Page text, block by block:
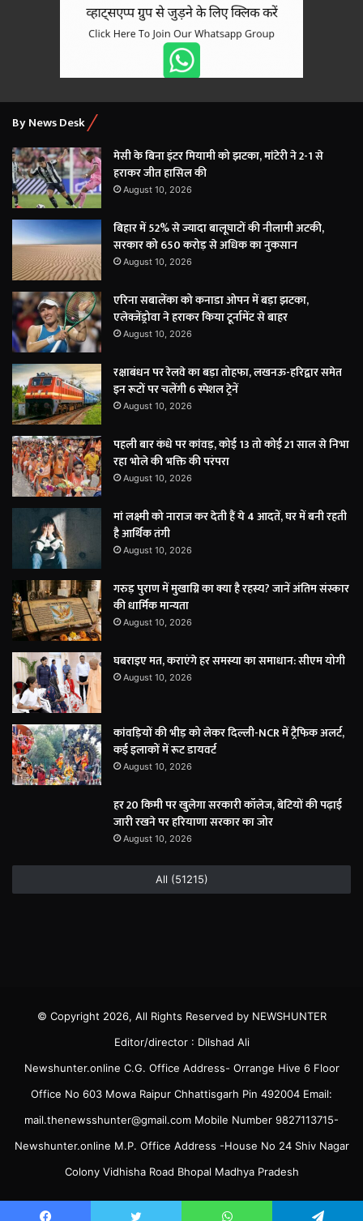
By News Desk
मेसी के बिना इंटर मियामी को झटका, मांटेरी ने 2-1 से
हराकर जीत हासिल की
August 10, 2026
बिहार में 52% से ज्यादा बालूघाटों की नीलामी अटकी,
सरकार को 650 करोड़ से अधिक का नुकसान
August 10, 2026
एरिना सबालेंका को कनाडा ओपन में बड़ा झटका,
एलेक्जेंड्रोवा ने हराकर किया टूर्नामेंट से बाहर
August 10, 2026
रक्षाबंधन पर रेलवे का बड़ा तोहफा, लखनऊ-हरिद्वार समेत
इन रूटों पर चलेंगी 6 स्पेशल ट्रेनें
August 10, 2026
पहली बार कंधे पर कांवड़, कोई 13 तो कोई 21 साल से निभा
रहा भोले की भक्ति की परंपरा
August 10, 2026
मां लक्ष्मी को नाराज कर देती हैं ये 4 आदतें, घर में बनी रहती
है आर्थिक तंगी
August 10, 2026
गरुड़ पुराण में मुखाग्नि का क्या है रहस्य? जानें अंतिम संस्कार
की धार्मिक मान्यता
August 10, 2026
घबराइए मत, कराएंगे हर समस्या का समाधान: सीएम योगी
August 10, 2026
कांवड़ियों की भीड़ को लेकर दिल्ली-NCR में ट्रैफिक अलर्ट,
कई इलाकों में रूट डायवर्ट
August 10, 2026
हर 20 किमी पर खुलेगा सरकारी कॉलेज, बेटियों की पढ़ाई
जारी रखने पर हरियाणा सरकार का जोर
August 10, 2026
All (51215)
© Copyright 2026, All Rights Reserved by NEWSHUNTER
Editor/director : Dilshad Ali
Newshunter.online C.G. Office Address- Orrange Hive 6 Floor
Office No 603 Mowa Raipur Chhattisgarh Pin 492004 Email:
mail.thenewsshunter@gmail.com Mobile Number 9827113715-
Newshunter.online M.P. Office Address -House No 24 Shiv Nagar
Colony Vidhisha Road Bhopal Madhya Pradesh